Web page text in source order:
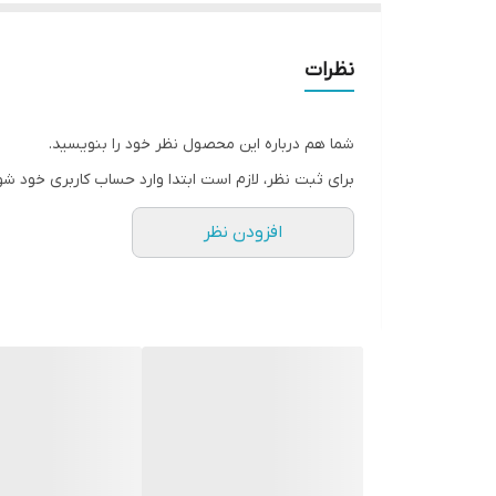
نظرات
شما هم درباره این محصول نظر خود را بنویسید.
برای ثبت نظر، لازم است ابتدا وارد حساب کاربری خود
افزودن نظر